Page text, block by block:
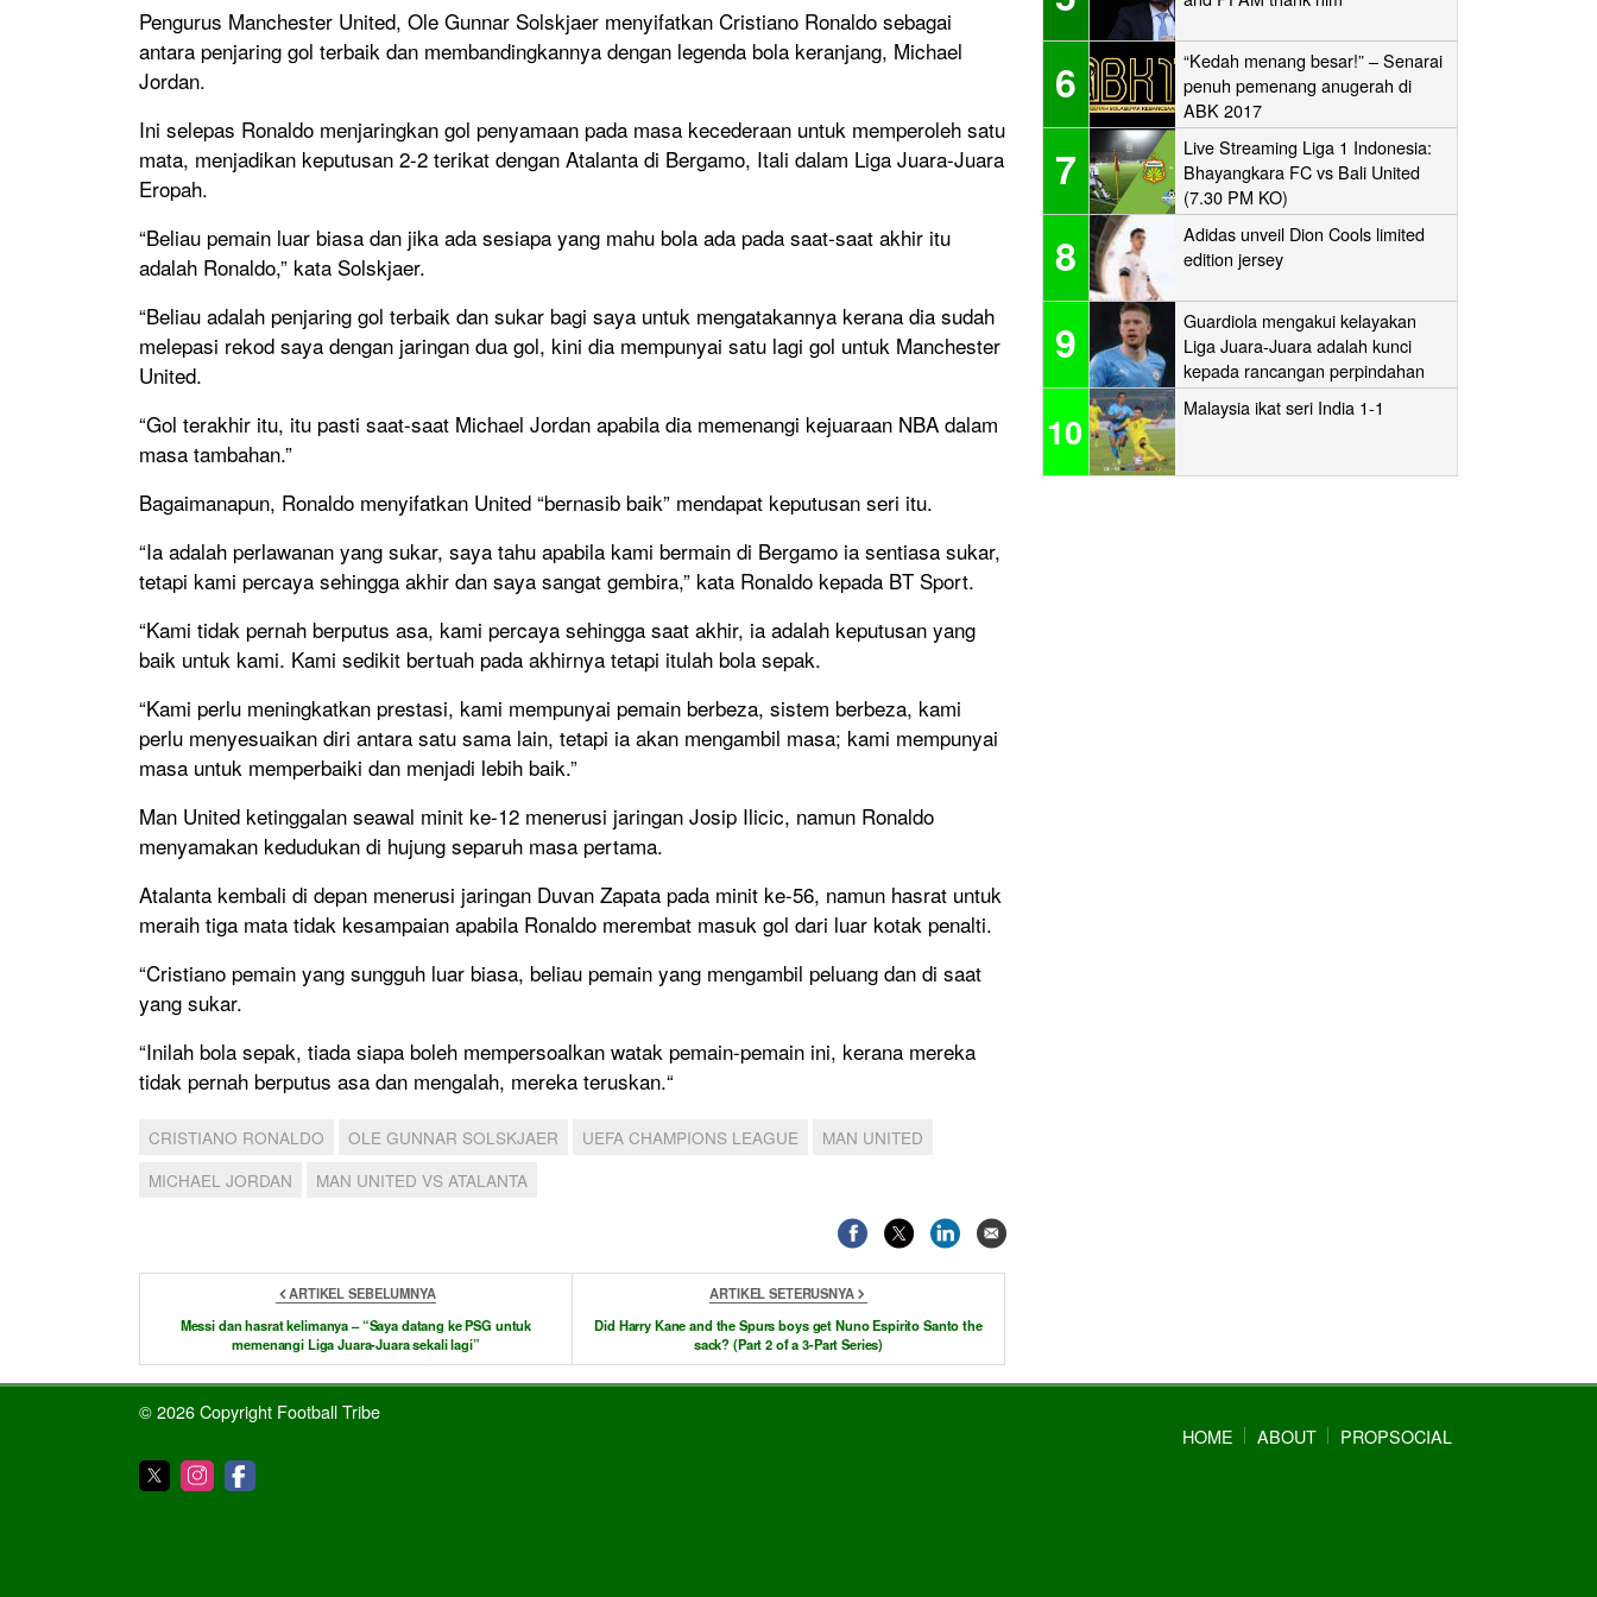
Pengurus Manchester United, Ole Gunnar Solskjaer menyifatkan Cristiano Ronaldo sebagai
antara penjaring gol terbaik dan membandingkannya dengan legenda bola keranjang, Michael
Jordan.
Ini selepas Ronaldo menjaringkan gol penyamaan pada masa kecederaan untuk memperoleh satu
mata, menjadikan keputusan 2-2 terikat dengan Atalanta di Bergamo, Itali dalam Liga Juara-Juara
Eropah.
“Beliau pemain luar biasa dan jika ada sesiapa yang mahu bola ada pada saat-saat akhir itu
adalah Ronaldo,” kata Solskjaer.
“Beliau adalah penjaring gol terbaik dan sukar bagi saya untuk mengatakannya kerana dia sudah
melepasi rekod saya dengan jaringan dua gol, kini dia mempunyai satu lagi gol untuk Manchester
United.
“Gol terakhir itu, itu pasti saat-saat Michael Jordan apabila dia memenangi kejuaraan NBA dalam
masa tambahan.”
Bagaimanapun, Ronaldo menyifatkan United “bernasib baik” mendapat keputusan seri itu.
“Ia adalah perlawanan yang sukar, saya tahu apabila kami bermain di Bergamo ia sentiasa sukar,
tetapi kami percaya sehingga akhir dan saya sangat gembira,” kata Ronaldo kepada BT Sport.
“Kami tidak pernah berputus asa, kami percaya sehingga saat akhir, ia adalah keputusan yang
baik untuk kami. Kami sedikit bertuah pada akhirnya tetapi itulah bola sepak.
“Kami perlu meningkatkan prestasi, kami mempunyai pemain berbeza, sistem berbeza, kami
perlu menyesuaikan diri antara satu sama lain, tetapi ia akan mengambil masa; kami mempunyai
masa untuk memperbaiki dan menjadi lebih baik.”
Man United ketinggalan seawal minit ke-12 menerusi jaringan Josip Ilicic, namun Ronaldo
menyamakan kedudukan di hujung separuh masa pertama.
Atalanta kembali di depan menerusi jaringan Duvan Zapata pada minit ke-56, namun hasrat untuk
meraih tiga mata tidak kesampaian apabila Ronaldo merembat masuk gol dari luar kotak penalti.
“Cristiano pemain yang sungguh luar biasa, beliau pemain yang mengambil peluang dan di saat
yang sukar.
“Inilah bola sepak, tiada siapa boleh mempersoalkan watak pemain-pemain ini, kerana mereka
tidak pernah berputus asa dan mengalah, mereka teruskan.“
CRISTIANO RONALDO OLE GUNNAR SOLSKJAER UEFA CHAMPIONS LEAGUE
MAN UNITED
MICHAEL JORDAN
MAN UNITED VS ATALANTA
ARTIKEL SEBELUMNYA
Messi dan hasrat kelimanya – “Saya datang ke PSG untuk
memenangi Liga Juara-Juara sekali lagi”
ARTIKEL SETERUSNYA
Did Harry Kane and the Spurs boys get Nuno Espirito Santo the
sack? (Part 2 of a 3-Part Series)
6
“Kedah menang besar!” – Senarai
penuh pemenang anugerah di
ABK 2017
7
Live Streaming Liga 1 Indonesia:
Bhayangkara FC vs Bali United
(7.30 PM KO)
8
Adidas unveil Dion Cools limited
edition jersey
9
Guardiola mengakui kelayakan
Liga Juara-Juara adalah kunci
kepada rancangan perpindahan
Man City
10
Malaysia ikat seri India 1-1
© 2026 Copyright Football Tribe
HOME
ABOUT PROPSOCIAL